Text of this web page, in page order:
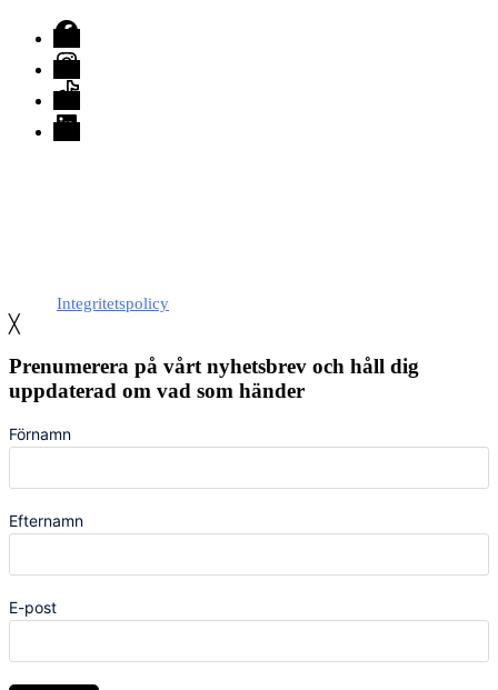
Facebook
Instagram
TikTok
LinkedIn
Integritetspolicy
╳
Prenumerera på vårt nyhetsbrev och håll dig
uppdaterad om vad som händer
Förnamn
Efternamn
E-post